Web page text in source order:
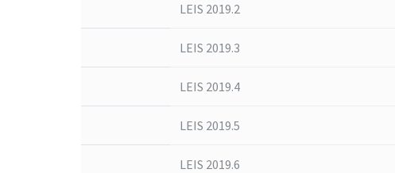
LEIS 2019.2
LEIS 2019.3
LEIS 2019.4
LEIS 2019.5
LEIS 2019.6